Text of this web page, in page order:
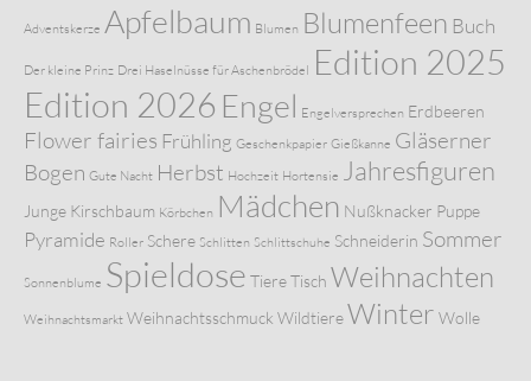
Adventskerze Apfelbaum Blumen Blumenfeen Buch
Der kleine Prinz Drei Haselnüsse für Aschenbrödel Edition 2025
Edition 2026 Engel Engelversprechen Erdbeeren
Flower fairies Frühling Geschenkpapier Gießkanne Gläserner
Bogen Gute Nacht Herbst Hochzeit Hortensie Jahresfiguren
Junge Kirschbaum Körbchen Mädchen Nußknacker Puppe
Pyramide Roller Schere Schlitten Schlittschuhe Schneiderin Sommer
Sonnenblume Spieldose TiereTisch Weihnachten
Weihnachtsmarkt Weihnachtsschmuck WildtiereWinter Wolle